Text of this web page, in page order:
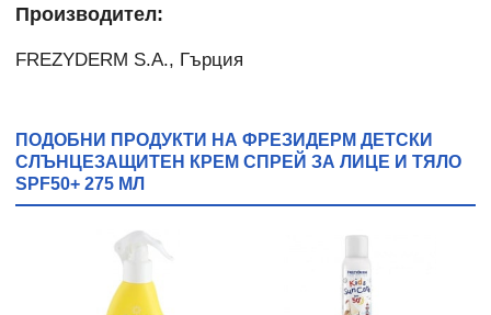
Производител:
FREZYDERM S.A., Гърция
ПОДОБНИ ПРОДУКТИ НА ФРЕЗИДЕРМ ДЕТСКИ
СЛЪНЦЕЗАЩИТЕН КРЕМ СПРЕЙ ЗА ЛИЦЕ И ТЯЛО
SPF50+ 275 МЛ